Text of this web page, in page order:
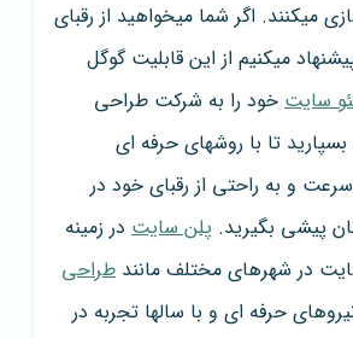
میکنند. اگر شما میخواهید از رقبای
میکنیم از این قابلیت گوگل
سایت خود را به شرکت طراحی
تا با روشهای حرفه ای
و به راحتی از رقبای خود در
پیشی بگیرید. پلن سایت در زمینه
در شهرهای مختلف مانند طراحی
حرفه ای و با سالها تجربه در